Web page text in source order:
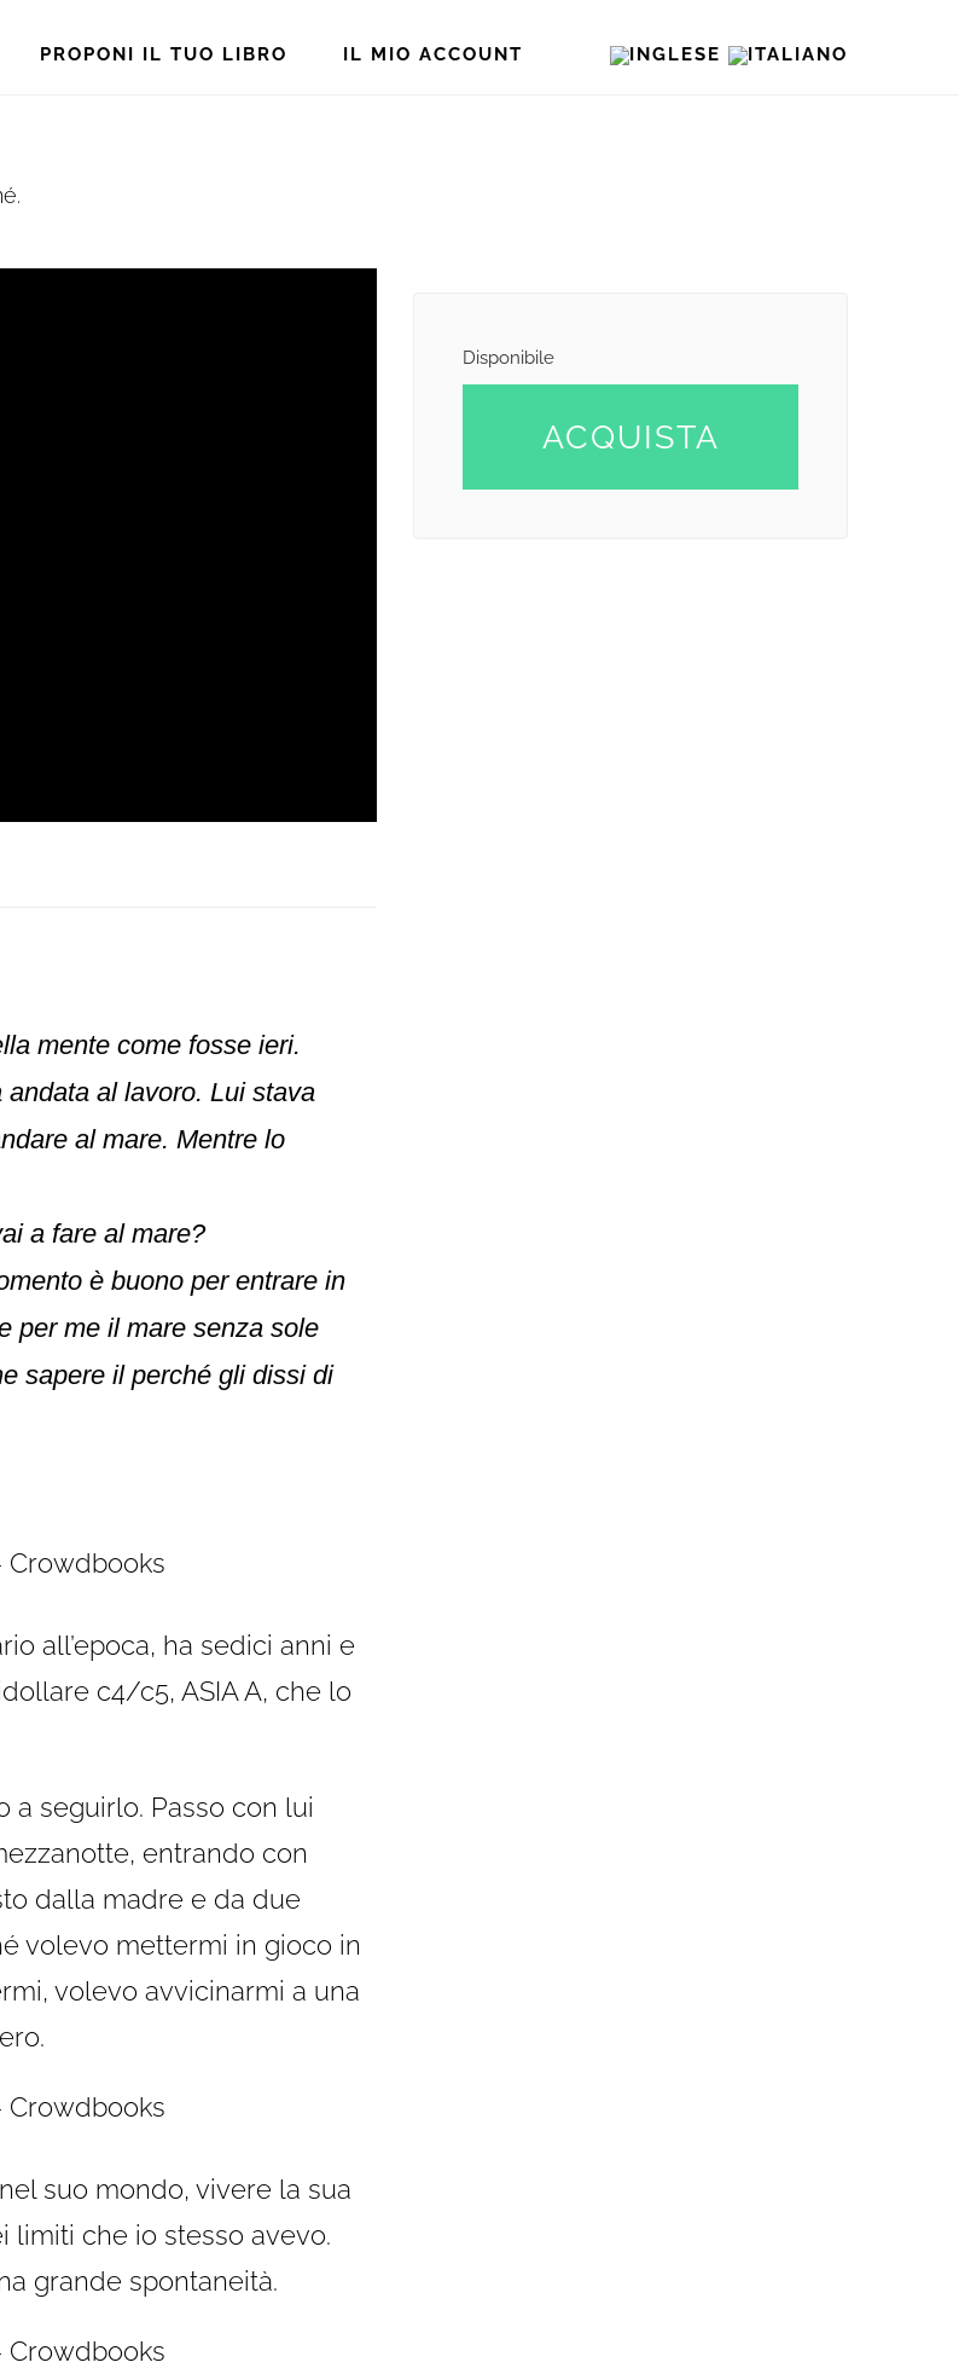
PROPONI IL TUO LIBRO IL MIO ACCOUNT
mente come fosse ieri.
al lavoro. Lui stava
al mare. Mentre lo
a fare al mare?
è buono per entrare in
per me il mare senza sole
sapere il perché gli dissi di
all’epoca, ha sedici anni e
c4/c5, ASIA A, che lo
a seguirlo. Passo con lui
entrando con
dalla madre e da due
volevo mettermi in gioco in
volevo avvicinarmi a una
suo mondo, vivere la sua
limiti che io stesso avevo.
grande spontaneità.
Disponibile
ACQUISTA